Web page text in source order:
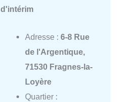
d'intérim
Adresse : 6-8 Rue
de l'Argentique,
71530 Fragnes-la-
Loyère
Quartier :